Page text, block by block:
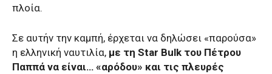
πλοία.
Σε αυτήν την καμπή, έρχεται να δηλώσει «παρούσα»
η ελληνική ναυτιλία, με τη Star Bulk του Πέτρου
Παππά να είναι… «αρόδου» και τις πλευρές